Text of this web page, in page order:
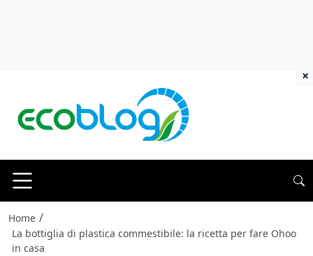
Home /
La bottiglia di plastica commestibile: la ricetta per fare Ohoo
in casa
×